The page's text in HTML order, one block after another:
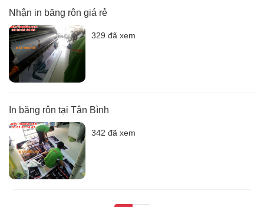
Nhận in băng rôn giá rẻ
329 đã xem
In băng rôn tại Tân Bình
342 đã xem